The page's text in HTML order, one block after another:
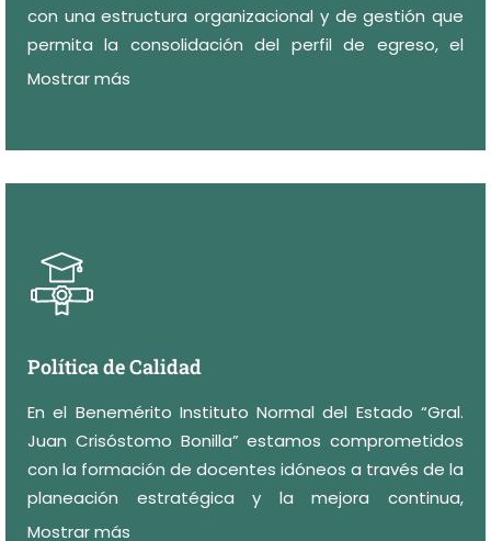
con una estructura organizacional y de gestión que
permita la consolidación del perfil de egreso, el
desarrollo profesional de los docentes normalistas y
Mostrar más
Política de Calidad
En el Benemérito Instituto Normal del Estado “Gral.
Juan Crisóstomo Bonilla” estamos comprometidos
con la formación de docentes idóneos a través de la
planeación estratégica y la mejora continua,
sustentados en el Sistema de Gestión de la Calidad.
Mostrar más